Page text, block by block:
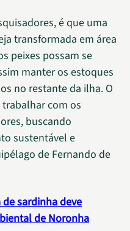
é que uma
transformada em área
peixes possam se
manter os estoques
no restante da ilha. O
com os
buscando
sustentável e
de Fernando de
sardinha deve
de Noronha